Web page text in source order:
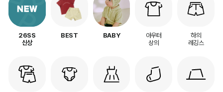
26SS
신상
BEST BABY
아우터
상의
하의
레깅스